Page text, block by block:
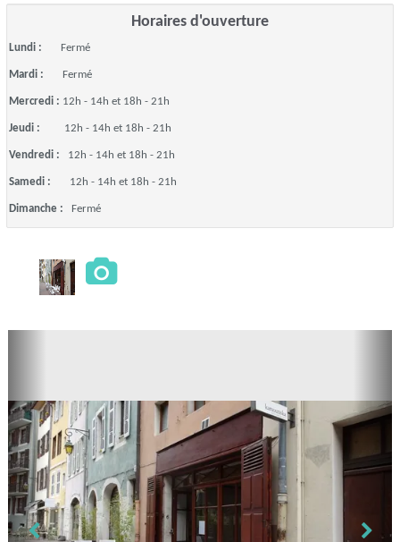
Horaires d'ouverture
Lundi : Fermé
Mardi : Fermé
Mercredi : 12h - 14h et 18h - 21h
Jeudi : 12h - 14h et 18h - 21h
Vendredi : 12h - 14h et 18h - 21h
Samedi : 12h - 14h et 18h - 21h
Dimanche : Fermé